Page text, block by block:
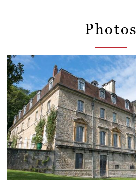
Photos
Bild